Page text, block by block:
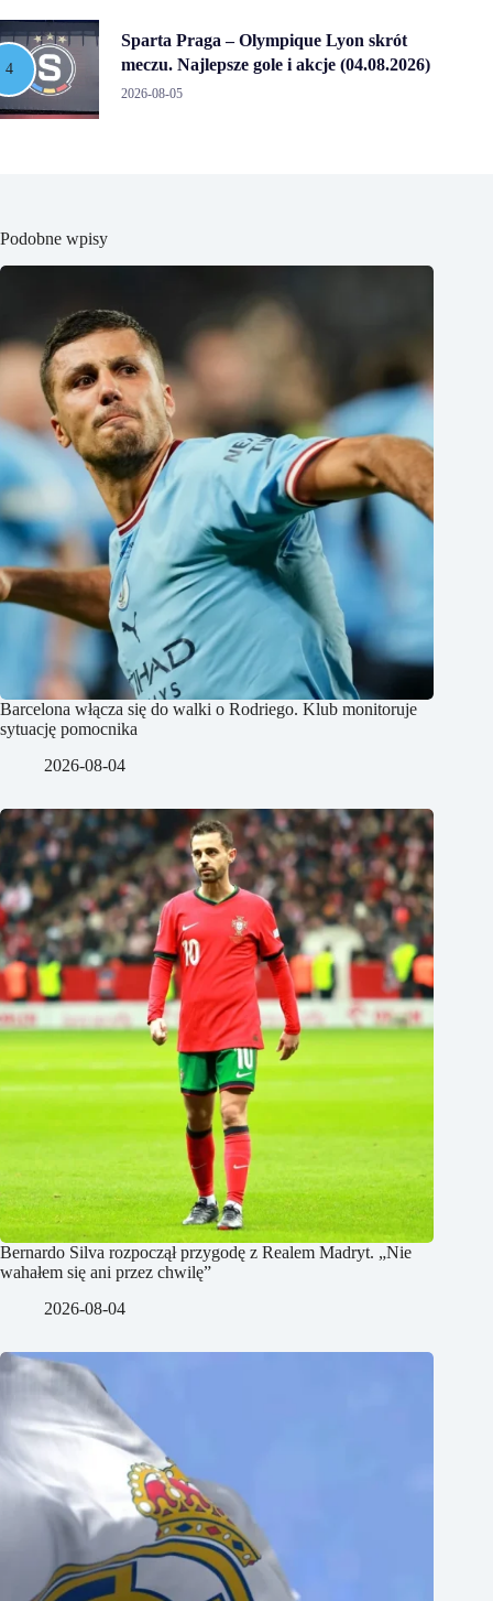
Sparta Praga – Olympique Lyon skrót
meczu. Najlepsze gole i akcje (04.08.2026)
2026-08-05
Podobne wpisy
Barcelona włącza się do walki o Rodriego. Klub monitoruje
sytuację pomocnika
2026-08-04
Bernardo Silva rozpoczął przygodę z Realem Madryt. „Nie
wahałem się ani przez chwilę”
2026-08-04